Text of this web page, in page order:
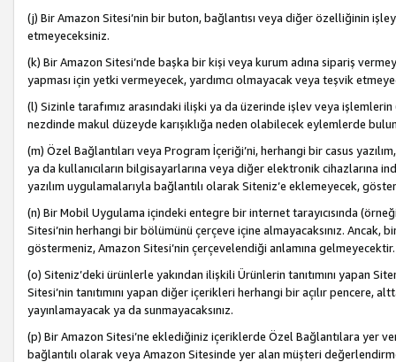
(j) Bir Amazon Sitesi’nin bir buton, bağlantısı veya diğer özelliğinin
etmeyeceksiniz.
(k) Bir Amazon Sitesi’nde başka bir kişi veya kurum adına sipariş
yapması için yetki vermeyecek, yardımcı olmayacak veya teşvik
(l) Sizinle tarafımız arasındaki ilişki ya da üzerinde işlev veya
nezdinde makul düzeyde karışıklığa neden olabilecek eylemlerde
(m) Özel Bağlantıları veya Program İçeriği’ni, herhangi bir casus
ya da kullanıcıların bilgisayarlarına veya diğer elektronik
yazılım uygulamalarıyla bağlantılı olarak Siteniz’e eklemeyecek,
(n) Bir Mobil Uygulama içindeki entegre bir internet tarayıcısında
Sitesi’nin herhangi bir bölümünü çerçeve içine almayacaksınız. Ancak,
göstermeniz, Amazon Sitesi’nin çerçevelendiği anlamına gelmeyecektir.
(o) Siteniz’deki ürünlerle yakından ilişkili Ürünlerin tanıtımını yapan
Sitesi’nin tanıtımını yapan diğer içerikleri herhangi bir açılır pencere,
yayınlamayacak ya da sunmayacaksınız.
(p) Bir Amazon Sitesi’ne eklediğiniz içeriklerde Özel Bağlantılara yer
bağlantılı olarak veya Amazon Sitesinde yer alan müşteri